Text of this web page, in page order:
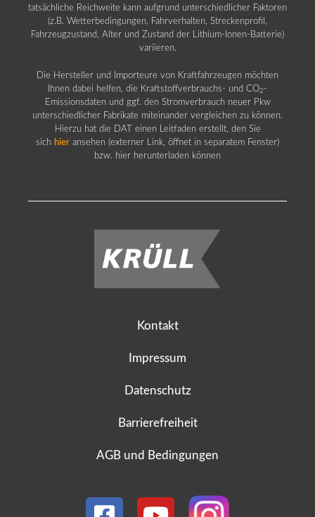
tatsächliche Reichweite kann aufgrund unterschiedlicher Faktoren
(z.B. Wetterbedingungen, Fahrverhalten, Streckenprofil,
Fahrzeugzustand, Alter und Zustand der Lithium-Ionen-Batterie)
variieren.
Die Hersteller und Importeure von Kraftfahrzeugen möchten
Ihnen dabei helfen, die Kraftstoffverbrauchs- und CO2 -
Emissionsdaten und ggf. den Stromverbrauch neuer Pkw
unterschiedlicher Fabrikate miteinander vergleichen zu können.
Hierzu hat die DAT einen Leitfaden erstellt, den Sie
sich hier ansehen (externer Link, öffnet in separatem Fenster)
bzw. hier herunterladen können
Kontakt
Impressum
Datenschutz
Barrierefreiheit
AGB und Bedingungen